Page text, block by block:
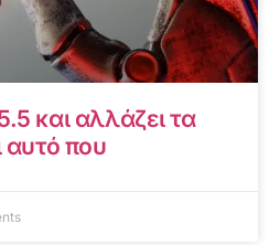
και αλλάζει τα
αυτό που